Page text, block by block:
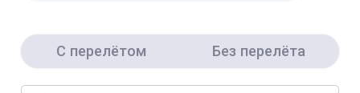
С перелётом Без перелёта